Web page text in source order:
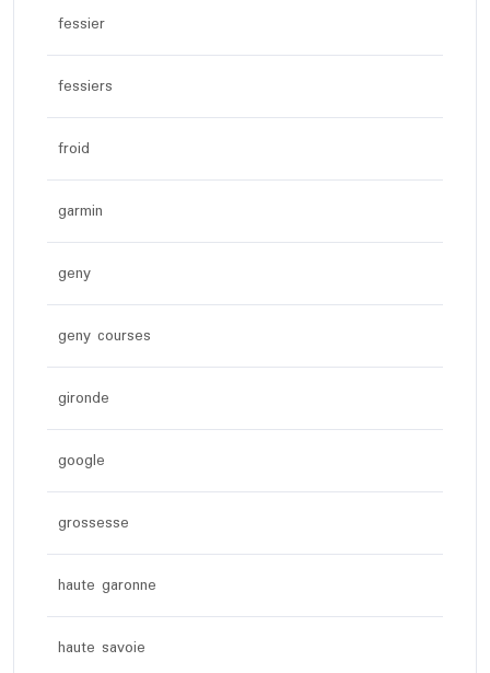
fessier
fessiers
froid
garmin
geny
geny courses
gironde
google
grossesse
haute garonne
haute savoie